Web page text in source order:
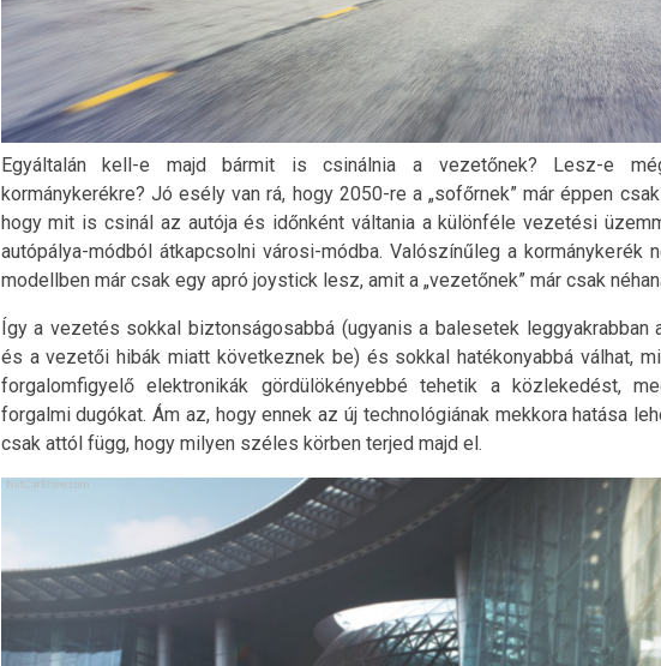
Egyáltalán kell-e majd bármit is csinálnia a vezetőnek? Lesz-e
kormánykerékre? Jó esély van rá, hogy 2050-re a „sofőrnek” már éppen
hogy mit is csinál az autója és időnként váltania a különféle vezetési
autópálya-módból átkapcsolni városi-módba. Valószínűleg a kormánykerék
modellben már csak egy apró joystick lesz, amit a „vezetőnek” már csak
Így a vezetés sokkal biztonságosabbá (ugyanis a balesetek
és a vezetői hibák miatt következnek be) és sokkal hatékonyabbá válhat,
forgalomfigyelő elektronikák gördülökényebbé tehetik a közlekedést,
forgalmi dugókat. Ám az, hogy ennek az új technológiának mekkora hatása
csak attól függ, hogy milyen széles körben terjed majd el.